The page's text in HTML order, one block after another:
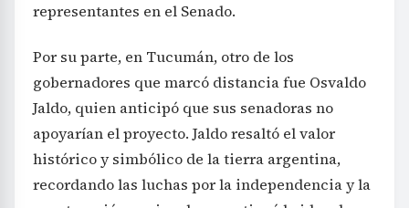
representantes en el Senado.
Por su parte, en Tucumán, otro de los
gobernadores que marcó distancia fue Osvaldo
Jaldo, quien anticipó que sus senadoras no
apoyarían el proyecto. Jaldo resaltó el valor
histórico y simbólico de la tierra argentina,
recordando las luchas por la independencia y la